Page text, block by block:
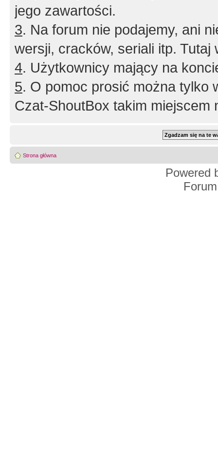
jego zawartości.
3. Na forum nie podajemy, ani
wersji, cracków, seriali itp. Tutaj
4. Użytkownicy mający na
5. O pomoc prosić można tylko
Czat-ShoutBox takim miejscem
Strona główna
Powered